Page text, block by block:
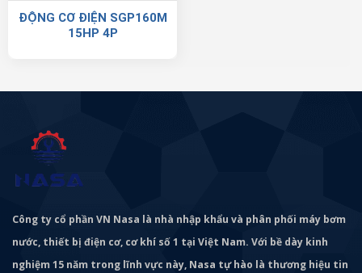
ĐỘNG CƠ ĐIỆN SGP160M
15HP 4P
Công ty cổ phần VN Nasa là nhà nhập khẩu và phân phối máy bơm
nước, thiết bị điện cơ, cơ khí số 1 tại Việt Nam. Với bề dày kinh
nghiệm 15 năm trong lĩnh vực này, Nasa tự hào là thương hiệu tin